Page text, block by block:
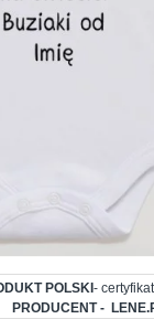
POLSKI -
PRODUCENT -